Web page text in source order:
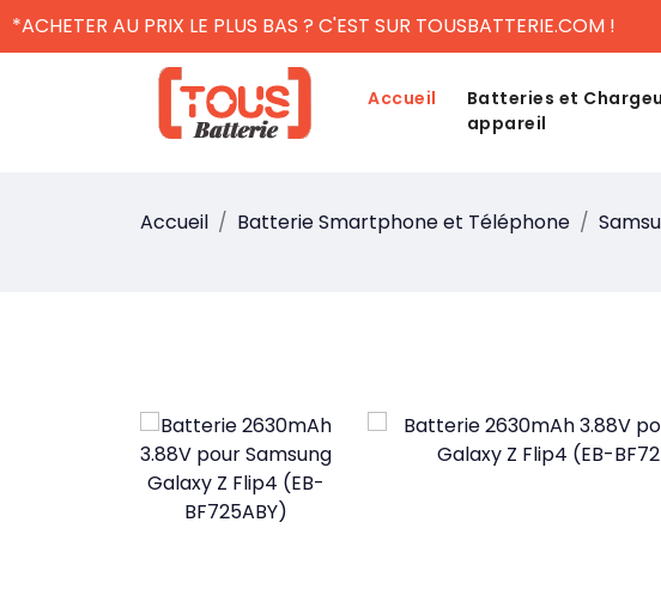
*ACHETER AU PRIX LE PLUS BAS ? C'EST SUR TOUSBATTERIE.COM !
Accueil
Batteries et
appareil
Accueil Batterie Smartphone et Téléphone